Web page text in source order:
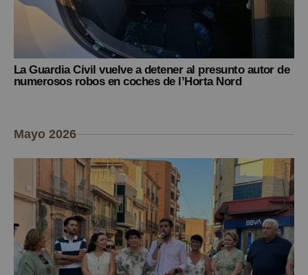
La Guardia Civil vuelve a detener al presunto autor de
numerosos robos en coches de l’Horta Nord
Mayo 2026